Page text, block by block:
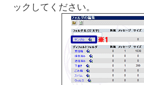
ックしてください。